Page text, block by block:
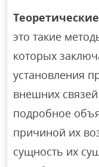
это такие
которых
установления
внешних
подробное
причиной их
сущность их